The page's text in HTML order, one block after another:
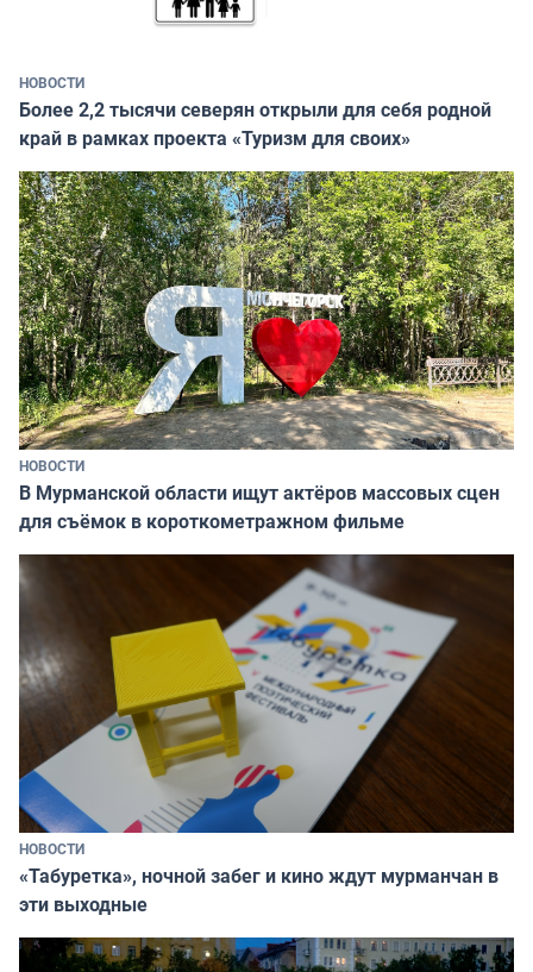
НОВОСТИ
Более 2,2 тысячи северян открыли для себя родной
край в рамках проекта «Туризм для своих»
НОВОСТИ
В Мурманской области ищут актёров массовых сцен
для съёмок в короткометражном фильме
НОВОСТИ
«Табуретка», ночной забег и кино ждут мурманчан в
эти выходные